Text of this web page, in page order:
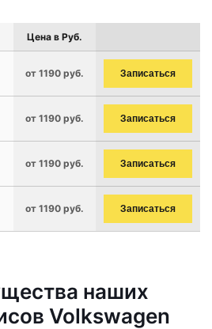
Цена в Руб.
от 1190 руб. Записаться
от 1190 руб. Записаться
от 1190 руб. Записаться
от 1190 руб. Записаться
наших
Volkswagen